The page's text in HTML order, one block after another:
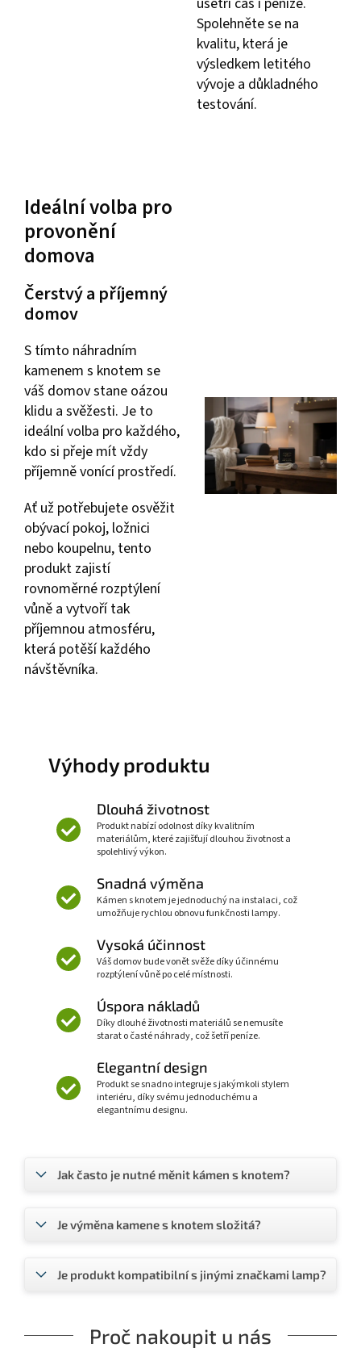
Spolehněte se na
kvalitu, která je
výsledkem letitého
vývoje a důkladného
testování.
Ideální volba pro
provonění
domova
Čerstvý a příjemný
domov
S tímto náhradním
kamenem s knotem se
váš domov stane oázou
klidu a svěžesti. Je to
ideální volba pro každého,
kdo si přeje mít vždy
příjemně vonící prostředí.
Ať už potřebujete osvěžit
obývací pokoj, ložnici
nebo koupelnu, tento
produkt zajistí
rovnoměrné rozptýlení
vůně a vytvoří tak
příjemnou atmosféru,
která potěší každého
návštěvníka.
Výhody produktu
Dlouhá životnost
Produkt nabízí odolnost díky kvalitním
materiálům, které zajišťují dlouhou životnost a
spolehlivý výkon.
Snadná výměna
Kámen s knotem je jednoduchý na instalaci, což
umožňuje rychlou obnovu funkčnosti lampy.
Vysoká účinnost
Váš domov bude vonět svěže díky účinnému
rozptýlení vůně po celé místnosti.
Úspora nákladů
Díky dlouhé životnosti materiálů se nemusíte
starat o časté náhrady, což šetří peníze.
Elegantní design
Produkt se snadno integruje s jakýmkoli stylem
interiéru, díky svému jednoduchému a
elegantnímu designu.
Jak často je nutné měnit kámen s knotem?
Je výměna kamene s knotem složitá?
Je produkt kompatibilní s jinými značkami lamp?
Proč nakoupit u nás